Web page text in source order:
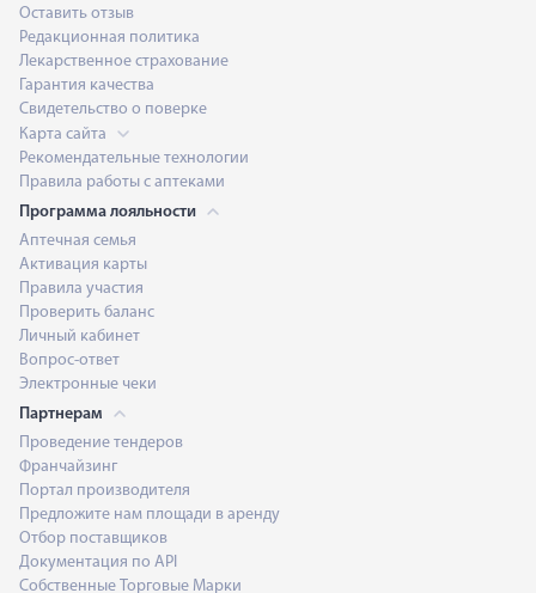
Оставить отзыв
Редакционная политика
Лекарственное страхование
Гарантия качества
Свидетельство о поверке
Карта сайта
Рекомендательные технологии
Правила работы с аптеками
Программа лояльности
Аптечная семья
Активация карты
Правила участия
Проверить баланс
Личный кабинет
Вопрос-ответ
Электронные чеки
Партнерам
Проведение тендеров
Франчайзинг
Портал производителя
Предложите нам площади в аренду
Отбор поставщиков
Документация по API
Собственные Торговые Марки